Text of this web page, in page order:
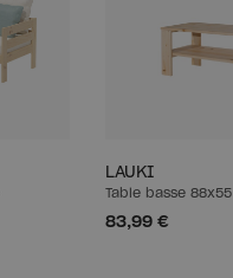
LAUKI
Table basse 88x55
83,99 €